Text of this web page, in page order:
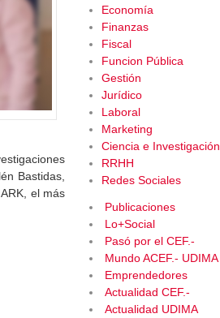
Bastidas,
el más
Economía
Finanzas
Fiscal
Funcion Pública
Gestión
Jurídico
Laboral
Marketing
Ciencia e Investigación
RRHH
Redes Sociales
Publicaciones
Lo+Social
Pasó por el CEF.-
Mundo ACEF.- UDIMA
Emprendedores
Actualidad CEF.-
Actualidad UDIMA